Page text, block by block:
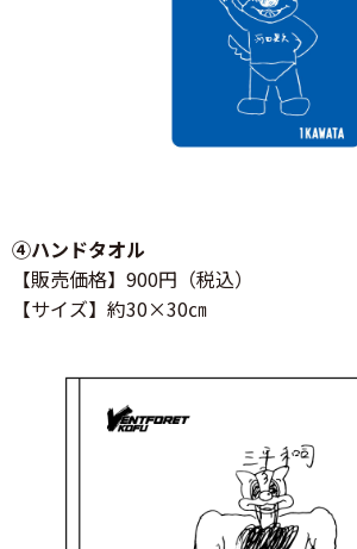
④ハンドタオル
【販売価格】900円（税込）
【サイズ】約30×30㎝